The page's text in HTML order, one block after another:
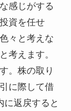
感じがする
資を任せ
々と考えな
考えます。
。株の取り
に際して借
に返戻すると